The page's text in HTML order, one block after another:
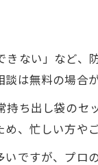
ない」など
は無料の場合
ち出し袋のセ
、忙しい方や
ですが、プ